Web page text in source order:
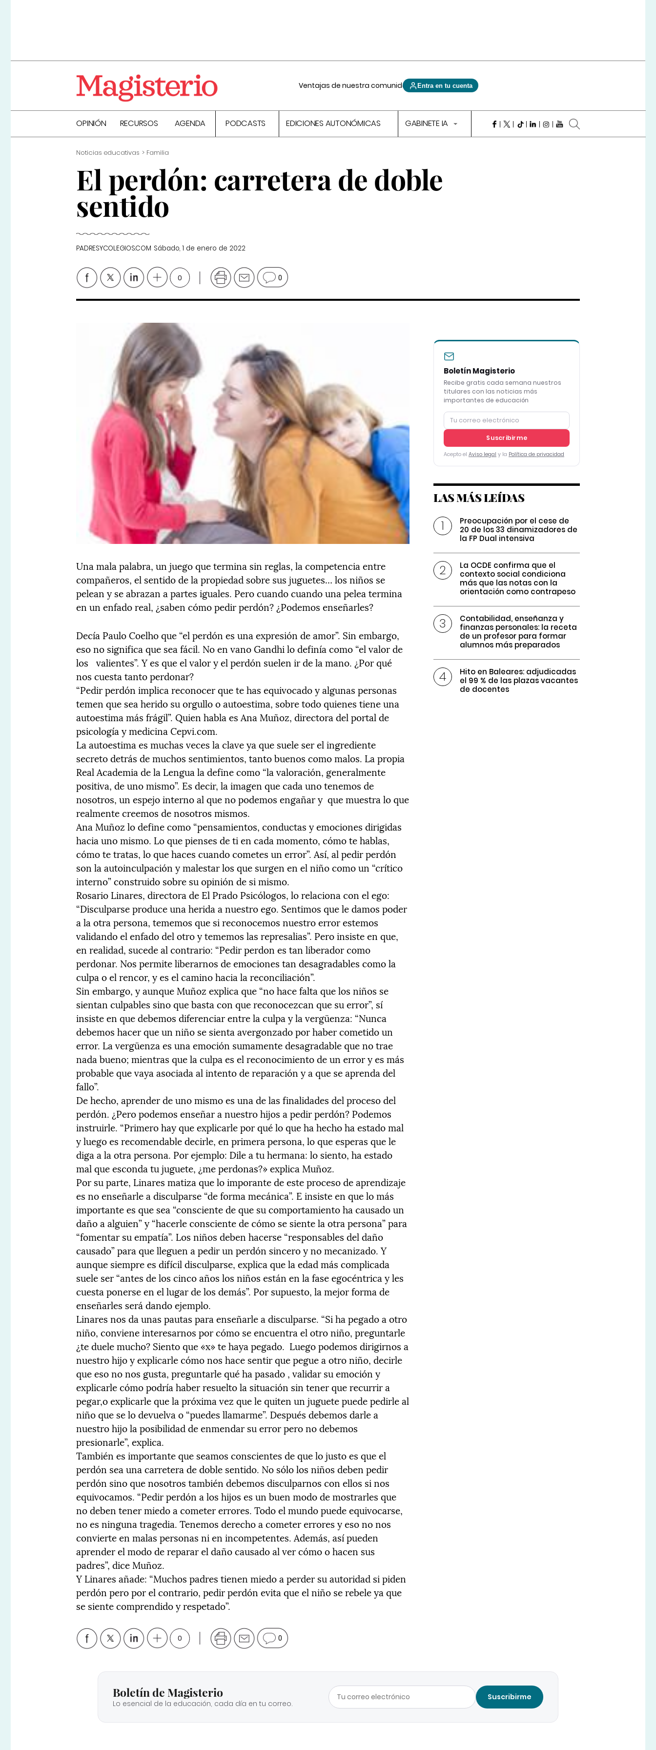
Ventajas de nuestra comunidad Entra en tu cuenta
OPINIÓN RECURSOS AGENDA PODCASTS EDICIONES AUTONÓMICAS GABINETE IA
Noticias educativas Familia
El perdón: carretera de doble
sentido
PADRESYCOLEGIOS.COM Sábado, 1 de enero de 2022
0 0
Una mala palabra, un juego que termina sin reglas, la competencia entre
compañeros, el sentido de la propiedad sobre sus juguetes… los niños se
pelean y se abrazan a partes iguales. Pero cuando cuando una pelea termina
en un enfado real, ¿saben cómo pedir perdón? ¿Podemos enseñarles?
Decía Paulo Coelho que “el perdón es una expresión de amor”. Sin embargo,
eso no significa que sea fácil. No en vano Gandhi lo definía como “el valor de
los valientes”. Y es que el valor y el perdón suelen ir de la mano. ¿Por qué
nos cuesta tanto perdonar?
“Pedir perdón implica reconocer que te has equivocado y algunas personas
temen que sea herido su orgullo o autoestima, sobre todo quienes tiene una
autoestima más frágil”. Quien habla es Ana Muñoz, directora del portal de
psicología y medicina Cepvi.com.
La autoestima es muchas veces la clave ya que suele ser el ingrediente
secreto detrás de muchos sentimientos, tanto buenos como malos. La propia
Real Academia de la Lengua la define como “la valoración, generalmente
positiva, de uno mismo”. Es decir, la imagen que cada uno tenemos de
nosotros, un espejo interno al que no podemos engañar y que muestra lo que
realmente creemos de nosotros mismos.
Ana Muñoz lo define como “pensamientos, conductas y emociones dirigidas
hacia uno mismo. Lo que pienses de ti en cada momento, cómo te hablas,
cómo te tratas, lo que haces cuando cometes un error”. Así, al pedir perdón
son la autoinculpación y malestar los que surgen en el niño como un “crítico
interno” construido sobre su opinión de si mismo.
Rosario Linares, directora de El Prado Psicólogos, lo relaciona con el ego:
“Disculparse produce una herida a nuestro ego. Sentimos que le damos poder
a la otra persona, tememos que si reconocemos nuestro error es­temos
validando el enfado del otro y tememos las represalias”. Pero insiste en que,
en realidad, sucede al contrario: “Pedir perdon es tan liberador como
perdonar. Nos permite liberarnos de emociones tan desagradables como la
culpa o el rencor, y es el camino hacia la reconciliación”.
Sin embargo, y aunque Muñoz explica que “no hace falta que los niños se
sientan culpables sino que basta con que reconocezcan que su error”, sí
insiste en que debemos diferenciar entre la culpa y la vergüenza: “Nunca
debemos hacer que un niño se sienta avergonzado por haber cometido un
error. La vergüenza es una emoción sumamente desagradable que no trae
nada bueno; mientras que la culpa es el reconocimiento de un error y es más
probable que vaya asociada al intento de reparación y a que se aprenda del
fallo”.
De hecho, aprender de uno mismo es una de las finalidades del proceso del
perdón. ¿Pero podemos enseñar a nuestro hijos a pedir perdón? Podemos
instruirle. “Primero hay que explicarle por qué lo que ha hecho ha estado mal
y luego es recomendable decirle, en primera persona, lo que esperas que le
diga a la otra persona. Por ejemplo: Dile a tu hermana: lo siento, ha estado
mal que esconda tu juguete, ¿me perdonas?» explica Muñoz.
Por su parte, Linares matiza que lo imporante de este proceso de aprendizaje
es no enseñarle a disculparse “de forma mecánica”. E insiste en que lo más
importante es que sea “consciente de que su comportamiento ha causado un
daño a alguien” y “hacerle consciente de cómo se siente la otra persona” para
“fomentar su empatía”. Los niños deben hacerse “responsables del daño
causado” para que lleguen a pedir un perdón sincero y no mecanizado. Y
aunque siempre es difícil disculparse, explica que la edad más complicada
suele ser “antes de los cinco años los niños están en la fase egocéntrica y les
cuesta ponerse en el lugar de los demás”. Por supuesto, la mejor forma de
enseñarles será dando ejemplo.
Linares nos da unas pautas para enseñarle a disculparse. “Si ha pegado a otro
niño, conviene interesarnos por cómo se encuentra el otro niño, preguntarle
¿te duele mucho? Siento que «x» te haya pegado. Luego podemos dirigirnos a
nuestro hijo y explicarle cómo nos hace sentir que pegue a otro niño, decirle
que eso no nos gusta, preguntarle qué ha pasado , validar su emoción y
explicarle cómo podría haber resuelto la situación sin tener que recurrir a
pegar,o explicarle que la próxima vez que le quiten un juguete puede pedirle al
niño que se lo devuelva o “puedes llamarme”. Después debemos darle a
nuestro hijo la posibilidad de enmendar su error pero no debemos
presionarle”, explica.
También es importante que seamos conscientes de que lo justo es que el
perdón sea una carretera de doble sentido. No sólo los niños deben pedir
perdón sino que nosotros también debemos disculparnos con ellos si nos
equivocamos. “Pedir perdón a los hijos es un buen modo de mostrarles que
no deben tener miedo a cometer errores. Todo el mundo puede equivocarse,
no es ninguna tragedia. Tenemos derecho a cometer errores y eso no nos
convierte en malas personas ni en incompetentes. Además, así pueden
aprender el modo de reparar el daño causado al ver cómo o hacen sus
padres”, dice Muñoz.
Y Linares añade: “Muchos padres tienen miedo a perder su autoridad si piden
perdón pero por el contrario, pedir perdón evita que el niño se rebele ya que
se siente comprendido y respetado”.
0 0
Boletín Magisterio
Recibe gratis cada semana nuestros
titulares con las noticias más
importantes de educación
Suscribirme
Acepto el Aviso legal y la Política de privacidad
LAS MÁS LEÍDAS
Preocupación por el cese de
20 de los 33 dinamizadores de
la FP Dual intensiva
La OCDE confirma que el
contexto social condiciona
más que las notas con la
orientación como contrapeso
Contabilidad, enseñanza y
finanzas personales: la receta
de un profesor para formar
alumnos más preparados
Hito en Baleares: adjudicadas
el 99 % de las plazas vacantes
de docentes
Boletín de Magisterio
Lo esencial de la educación, cada día en tu correo.
Suscribirme